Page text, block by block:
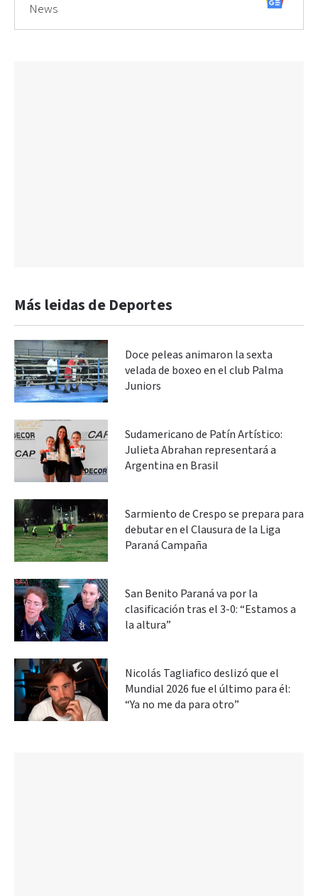
News
Más leidas de Deportes
Doce peleas animaron la sexta
velada de boxeo en el club Palma
Juniors
Sudamericano de Patín Artístico:
Julieta Abrahan representará a
Argentina en Brasil
Sarmiento de Crespo se prepara para
debutar en el Clausura de la Liga
Paraná Campaña
San Benito Paraná va por la
clasificación tras el 3-0: “Estamos a
la altura”
Nicolás Tagliafico deslizó que el
Mundial 2026 fue el último para él:
“Ya no me da para otro”